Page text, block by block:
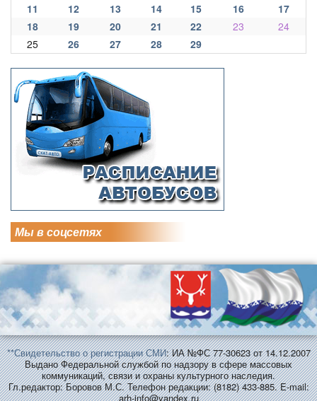
11
12 13 14 15 16
17
18
19 20 21 22 23
24
25
26 27 28 29
Мы в соцсетях
**Свидетельство о регистрации СМИ: ИА №ФС 77-30623 от 14.12.2007
Выдано Федеральной службой по надзору в сфере массовых
коммуникаций, связи и охраны культурного наследия.
Гл.редактор: Боровов М.С. Телефон редакции: (8182) 433-885. E-mail:
arh-info@yandex.ru